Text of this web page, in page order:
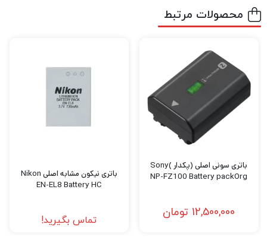
فیلمبرداری را تجربه کنید نیاز به دوربین‌های
باکیفیت و مجهز برای عکاسی و فیلمبرداری دارید.
اگر میخواهید بهترین دوربین عکاسی و
فیلمبرداری، پهپاد فیلمبرداری، گیمبال دوربین
،گیمبال موبایل و هر نوع تجهیزات آتلیه را با
بهترین کیفیت و قیمت خریداری کنید بهدیدبرتر
سربزنید.
محصولات مرتبط
باتری سونی اصلی (پکدار )Sony
NP-FZ100 Battery packOrg
12,500,000 تومان
باتری نیکون مشابه اصلی Nikon
EN-EL8 Battery HC
تماس بگیرید!